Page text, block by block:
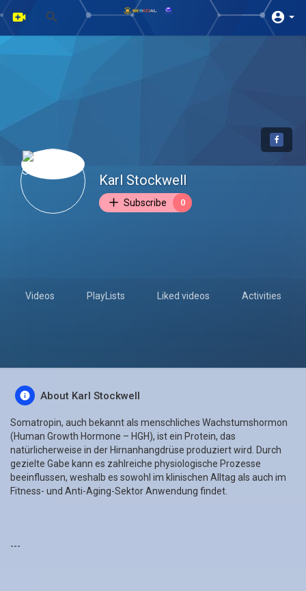
Karl Stockwell
Subscribe 0
Videos PlayLists Liked videos Activities
About Karl Stockwell
Somatropin, auch bekannt als menschliches Wachstumshormon
(Human Growth Hormone – HGH), ist ein Protein, das
natürlicherweise in der Hirnanhangdrüse produziert wird. Durch
gezielte Gabe kann es zahlreiche physiologische Prozesse
beeinflussen, weshalb es sowohl im klinischen Alltag als auch im
Fitness- und Anti-Aging-Sektor Anwendung findet.
---